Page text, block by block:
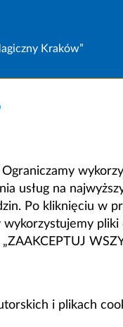
Kraków”
usług na
Po kliknięciu w
wykorzystujemy pliki
i plikach